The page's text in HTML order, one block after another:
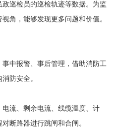
巡检员的巡检轨迹等数据。为监
角，能够发现更多问题和价值。
中报警、事后管理，借助消防工
防安全。
流、剩余电流、线缆温度、计
断路器进行跳闸和合闸。